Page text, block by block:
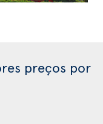
preços por